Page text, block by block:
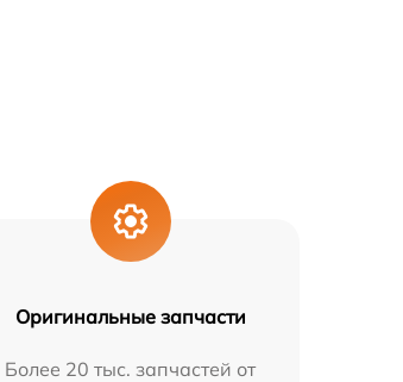
Оригинальные запчасти
Более 20 тыс. запчастей от